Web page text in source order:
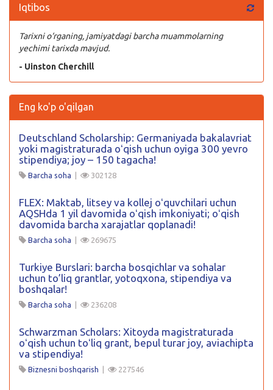
Iqtibos
Tarixni o‘rganing, jamiyatdagi barcha muammolarning
yechimi tarixda mavjud.
- Uinston Cherchill
Eng ko'p o'qilgan
Deutschland Scholarship: Germaniyada bakalavriat
yoki magistraturada oʻqish uchun oyiga 300 yevro
stipendiya; joy – 150 tagacha!
Barcha soha 302128
FLEX: Maktab, litsey va kollej oʻquvchilari uchun
AQSHda 1 yil davomida oʻqish imkoniyati; oʻqish
davomida barcha xarajatlar qoplanadi!
Barcha soha 269675
Turkiye Burslari: barcha bosqichlar va sohalar
uchun to’liq grantlar, yotoqxona, stipendiya va
boshqalar!
Barcha soha 236208
Schwarzman Scholars: Xitoyda magistraturada
oʻqish uchun toʻliq grant, bepul turar joy, aviachipta
va stipendiya!
Biznesni boshqarish 227546